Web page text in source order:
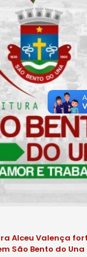
Alceu Valença
São Bento do Una